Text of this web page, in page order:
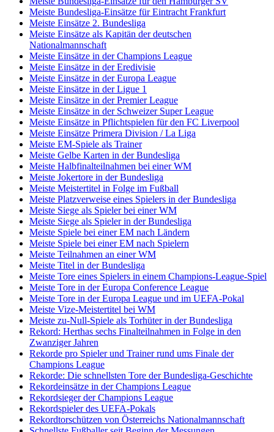
Meiste Bundesliga-Einsätze für Eintracht Frankfurt
Meiste Einsätze 2. Bundesliga
Meiste Einsätze als Kapitän der deutschen
Nationalmannschaft
Meiste Einsätze in der Champions League
Meiste Einsätze in der Eredivisie
Meiste Einsätze in der Europa League
Meiste Einsätze in der Ligue 1
Meiste Einsätze in der Premier League
Meiste Einsätze in der Schweizer Super League
Meiste Einsätze in Pflichtspielen für den FC Liverpool
Meiste Einsätze Primera Division / La Liga
Meiste EM-Spiele als Trainer
Meiste Gelbe Karten in der Bundesliga
Meiste Halbfinalteilnahmen bei einer WM
Meiste Jokertore in der Bundesliga
Meiste Meistertitel in Folge im Fußball
Meiste Platzverweise eines Spielers in der Bundesliga
Meiste Siege als Spieler bei einer WM
Meiste Siege als Spieler in der Bundesliga
Meiste Spiele bei einer EM nach Ländern
Meiste Spiele bei einer EM nach Spielern
Meiste Teilnahmen an einer WM
Meiste Titel in der Bundesliga
Meiste Tore eines Spielers in einem Champions-League-Spiel
Meiste Tore in der Europa Conference League
Meiste Tore in der Europa League und im UEFA-Pokal
Meiste Vize-Meistertitel bei WM
Meiste zu-Null-Spiele als Torhüter in der Bundesliga
Rekord: Herthas sechs Finalteilnahmen in Folge in den
Zwanziger Jahren
Rekorde pro Spieler und Trainer rund ums Finale der
Champions League
Rekorde: Die schnellsten Tore der Bundesliga-Geschichte
Rekordeinsätze in der Champions League
Rekordsieger der Champions League
Rekordspieler des UEFA-Pokals
Rekordtorschützen von Österreichs Nationalmannschaft